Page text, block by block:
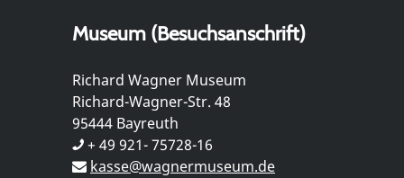
Museum (Besuchsanschrift)
Richard Wagner Museum
Richard-Wagner-Str. 48
95444 Bayreuth
+ 49 921- 75728-16
kasse@wagnermuseum.de